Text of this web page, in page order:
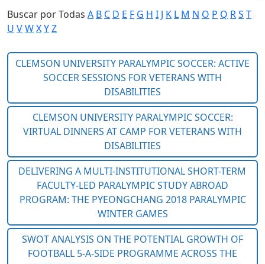
Buscar por Todas A B C D E F G H I J K L M N O P Q RS T
U VWXYZ